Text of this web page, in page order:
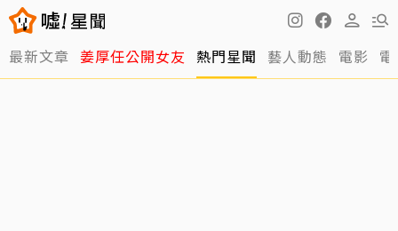
最新文章 姜厚任公開女友 熱門星聞 藝人動態 電影